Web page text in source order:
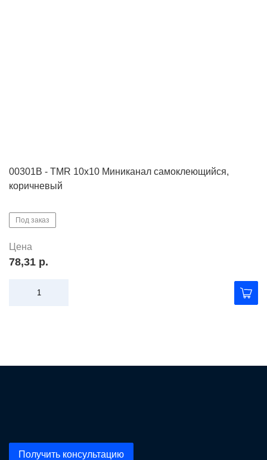
00301B - TMR 10х10 Миниканал самоклеющийся,
коричневый
Под заказ
Цена
78,31 р.
Получить консультацию